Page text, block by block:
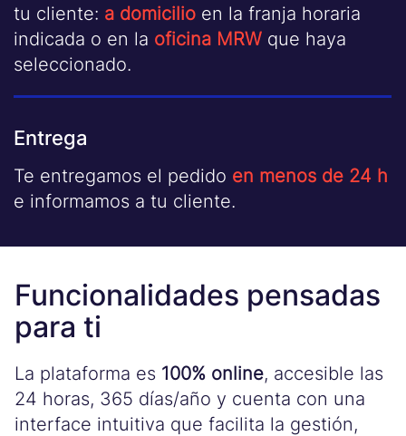
tu cliente: a domicilio en la franja horaria
indicada o en la oficina MRW que haya
seleccionado.
Entrega
Te entregamos el pedido en menos de 24 h
e informamos a tu cliente.
Funcionalidades pensadas
para ti
La plataforma es 100% online, accesible las
24 horas, 365 días/año y cuenta con una
interface intuitiva que facilita la gestión,